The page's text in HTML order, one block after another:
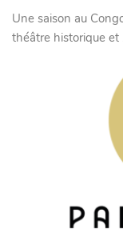
Une saison au
théâtre historique et